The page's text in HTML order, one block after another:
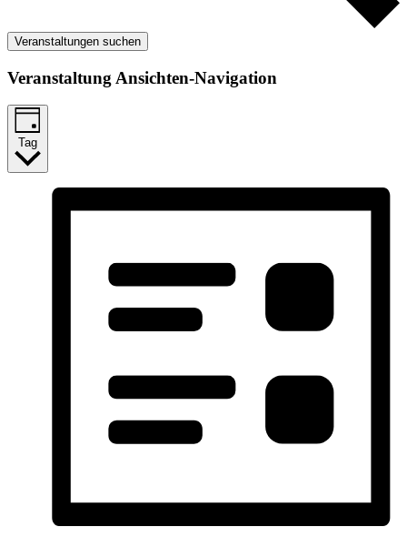
Veranstaltungen suchen
Veranstaltung Ansichten-Navigation
Tag